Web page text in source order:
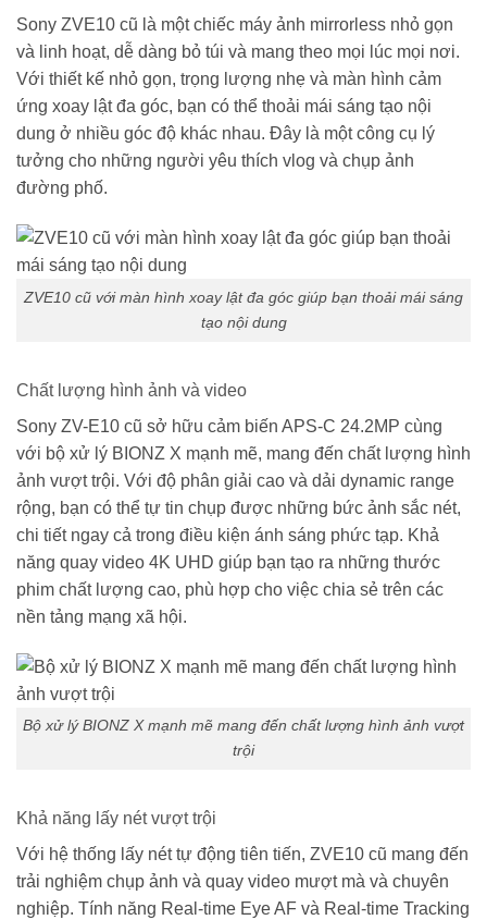
Sony ZVE10 cũ là một chiếc máy ảnh mirrorless nhỏ gọn
và linh hoạt, dễ dàng bỏ túi và mang theo mọi lúc mọi nơi.
Với thiết kế nhỏ gọn, trọng lượng nhẹ và màn hình cảm
ứng xoay lật đa góc, bạn có thể thoải mái sáng tạo nội
dung ở nhiều góc độ khác nhau. Đây là một công cụ lý
tưởng cho những người yêu thích vlog và chụp ảnh
đường phố.
ZVE10 cũ với màn hình xoay lật đa góc giúp bạn thoải mái sáng
tạo nội dung
Chất lượng hình ảnh và video
Sony ZV-E10 cũ sở hữu cảm biến APS-C 24.2MP cùng
với bộ xử lý BIONZ X mạnh mẽ, mang đến chất lượng hình
ảnh vượt trội. Với độ phân giải cao và dải dynamic range
rộng, bạn có thể tự tin chụp được những bức ảnh sắc nét,
chi tiết ngay cả trong điều kiện ánh sáng phức tạp. Khả
năng quay video 4K UHD giúp bạn tạo ra những thước
phim chất lượng cao, phù hợp cho việc chia sẻ trên các
nền tảng mạng xã hội.
Bộ xử lý BIONZ X mạnh mẽ mang đến chất lượng hình ảnh vượt
trội
Khả năng lấy nét vượt trội
Với hệ thống lấy nét tự động tiên tiến, ZVE10 cũ mang đến
trải nghiệm chụp ảnh và quay video mượt mà và chuyên
nghiệp. Tính năng Real-time Eye AF và Real-time Tracking